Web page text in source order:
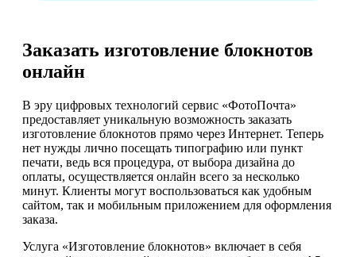
Заказать изготовление блокнотов
онлайн
В эру цифровых технологий сервис «ФотоПочта»
предоставляет уникальную возможность заказать
изготовление блокнотов прямо через Интернет. Теперь
нет нужды лично посещать типографию или пункт
печати, ведь вся процедура, от выбора дизайна до
оплаты, осуществляется онлайн всего за несколько
минут. Клиенты могут воспользоваться как удобным
сайтом, так и мобильным приложением для оформления
заказа.
Услуга «Изготовление блокнотов» включает в себя